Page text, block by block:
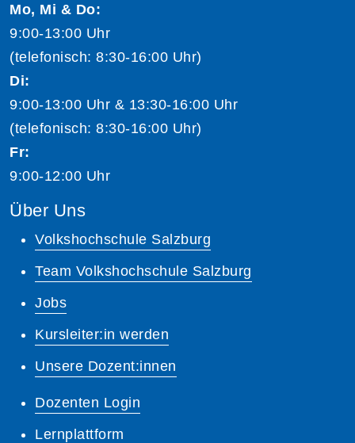
Mo, Mi & Do:
9:00-13:00 Uhr
(telefonisch: 8:30-16:00 Uhr)
Di:
9:00-13:00 Uhr & 13:30-16:00 Uhr
(telefonisch: 8:30-16:00 Uhr)
Fr:
9:00-12:00 Uhr
Über Uns
Volkshochschule Salzburg
Team Volkshochschule Salzburg
Jobs
Kursleiter:in werden
Unsere Dozent:innen
Dozenten Login
Lernplattform